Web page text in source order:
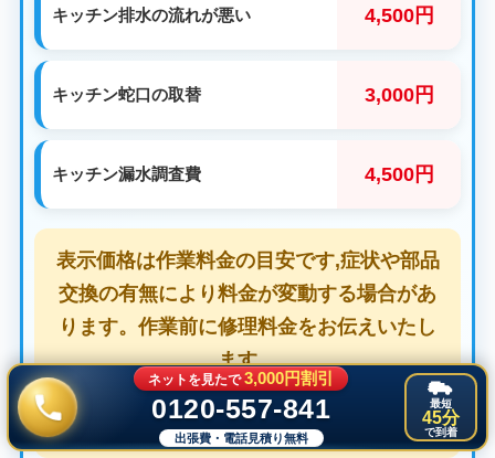
キッチン排水の流れが悪い 4,500円
キッチン蛇口の取替 3,000円
キッチン漏水調査費 4,500円
表示価格は作業料金の目安です,症状や部品
交換の有無により料金が変動する場合があ
ります。作業前に修理料金をお伝えいたし
ます。
※基本料金にはパッキン交換や増し締め点
検作業等が含まれます。
ネットを見たで3,000円割引
0120-557-841
出張費・電話見積り無料
最短
45分
で到着